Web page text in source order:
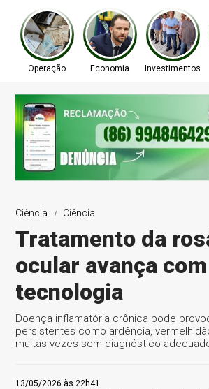
Operação Economia Investimentos
Ciência Ciência
Tratamento da
ocular avança
tecnologia
Doença inflamatória crônica pode
persistentes como ardência,
muitas vezes sem diagnóstico
13/05/2026 às 22h41